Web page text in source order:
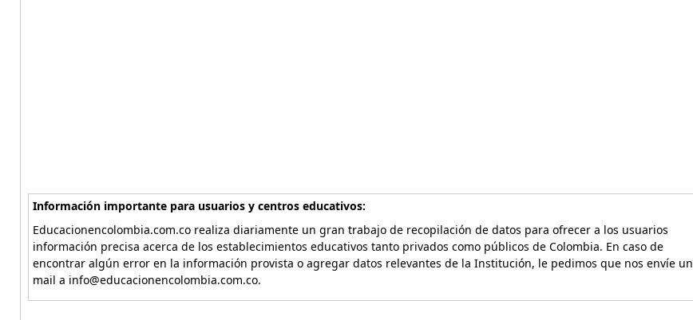
Información importante para usuarios y centros educativos:
Educacionencolombia.com.co realiza diariamente un gran trabajo de recopilación de datos para ofrecer a los usuarios
información precisa acerca de los establecimientos educativos tanto privados como públicos de Colombia. En caso de
encontrar algún error en la información provista o agregar datos relevantes de la Institución, le pedimos que nos envíe un
mail a info@educacionencolombia.com.co.